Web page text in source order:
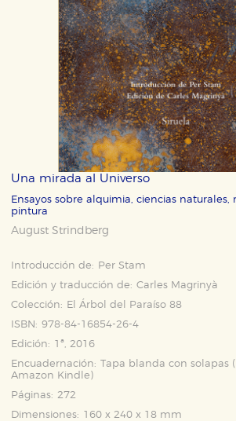
Una mirada al Universo
Ensayos sobre alquimia, ciencias naturales,
pintura
August Strindberg
Introducción de:
Per Stam
Edición y traducción de: Carles Magrinyà
Colección:
El Árbol del Paraíso 88
ISBN: 978-84-16854-26-4
Edición: 1ª, 2016
Encuadernación: Tapa blanda con solapas
Amazon Kindle )
Páginas: 272
Dimensiones: 160 x 240 x 18 mm